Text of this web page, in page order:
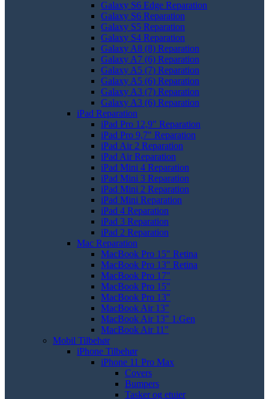
Galaxy S6 Edge Reparation
Galaxy S6 Reparation
Galaxy S5 Reparation
Galaxy S4 Reparation
Galaxy A8 (8) Reparation
Galaxy A7 (6) Reparation
Galaxy A5 (7) Reparation
Galaxy A5 (6) Reparation
Galaxy A3 (7) Reparation
Galaxy A3 (6) Reparation
iPad Reparation
iPad Pro 12,9" Reparation
iPad Pro 9,7" Reparation
iPad Air 2 Reparation
iPad Air Reparation
iPad Mini 4 Reparation
iPad Mini 3 Reparation
iPad Mini 2 Reparation
iPad Mini Reparation
iPad 4 Reparation
iPad 3 Reparation
iPad 2 Reparation
Mac Reparation
MacBook Pro 15" Retina
MacBook Pro 13" Retina
MacBook Pro 17"
MacBook Pro 15"
MacBook Pro 13"
MacBook Air 13"
MacBook Air 13" 1.Gen
MacBook Air 11"
Mobil Tilbehør
iPhone Tilbehør
iPhone 11 Pro Max
Covers
Bumpers
Tasker og etuier